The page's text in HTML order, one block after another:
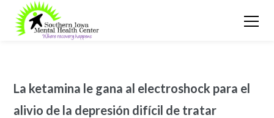
La ketamina le gana al electroshock para el
alivio de la depresión difícil de tratar